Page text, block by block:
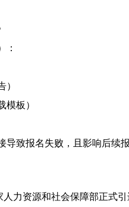
：
）
模板）
致报名失败，且影响后续报
力资源和社会保障部正式